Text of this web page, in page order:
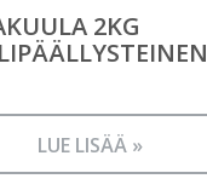
2KG
LUE LISÄÄ »